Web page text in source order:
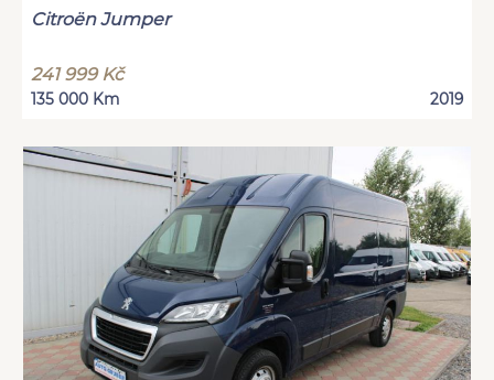
Citroën Jumper
241 999 Kč
135 000 Km 2019